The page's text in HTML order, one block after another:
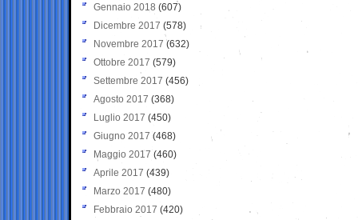
Gennaio 2018 (607)
Dicembre 2017 (578)
Novembre 2017 (632)
Ottobre 2017 (579)
Settembre 2017 (456)
Agosto 2017 (368)
Luglio 2017 (450)
Giugno 2017 (468)
Maggio 2017 (460)
Aprile 2017 (439)
Marzo 2017 (480)
Febbraio 2017 (420)